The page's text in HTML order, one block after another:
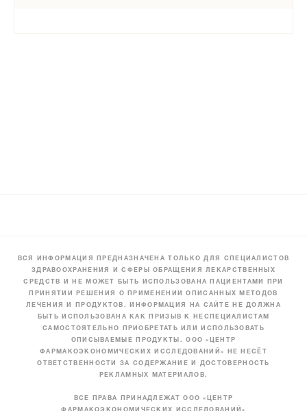
ВСЯ ИНФОРМАЦИЯ ПРЕДНАЗНАЧЕНА ТОЛЬКО ДЛЯ СПЕЦИАЛИСТОВ
ЗДРАВООХРАНЕНИЯ И СФЕРЫ ОБРАЩЕНИЯ ЛЕКАРСТВЕННЫХ
СРЕДСТВ И НЕ МОЖЕТ БЫТЬ ИСПОЛЬЗОВАНА ПАЦИЕНТАМИ ПРИ
ПРИНЯТИИ РЕШЕНИЯ О ПРИМЕНЕНИИ ОПИСАННЫХ МЕТОДОВ
ЛЕЧЕНИЯ И ПРОДУКТОВ. ИНФОРМАЦИЯ НА САЙТЕ НЕ ДОЛЖНА
БЫТЬ ИСПОЛЬЗОВАНА КАК ПРИЗЫВ К НЕСПЕЦИАЛИСТАМ
САМОСТОЯТЕЛЬНО ПРИОБРЕТАТЬ ИЛИ ИСПОЛЬЗОВАТЬ
ОПИСЫВАЕМЫЕ ПРОДУКТЫ. ООО «ЦЕНТР
ФАРМАКОЭКОНОМИЧЕСКИХ ИССЛЕДОВАНИЙ» НЕ НЕСЁТ
ОТВЕТСТВЕННОСТИ ЗА СОДЕРЖАНИЕ И ДОСТОВЕРНОСТЬ
РЕКЛАМНЫХ МАТЕРИАЛОВ.
ВСЕ ПРАВА ПРИНАДЛЕЖАТ ООО «ЦЕНТР